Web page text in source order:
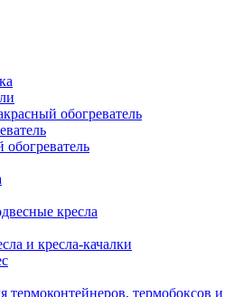
обогреватель
обогреватель
кресла
и кресла-качалки
термоконтейнеров, термобоксов и